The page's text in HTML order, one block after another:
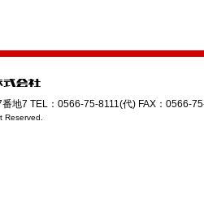
地7 TEL：0566-75-8111(代) FAX：0566-
Reserved.